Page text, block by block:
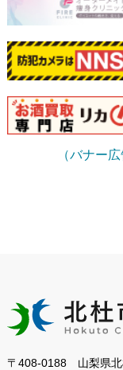
（バナー
〒408-0188 山梨県北